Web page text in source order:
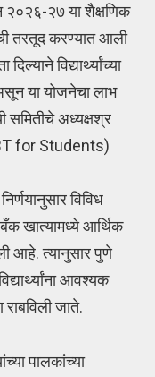
२०२६-२७ या शैक्षणिक
तरतूद करण्यात आली
विद्यार्थ्यांच्या
या योजनेचा लाभ
समितीचे अध्यक्षश्र
for Students)
विविध
बँक खात्यामध्ये आर्थिक
आहे. त्यानुसार पुणे
आवश्यक
राबविली जाते.
पालकांच्या